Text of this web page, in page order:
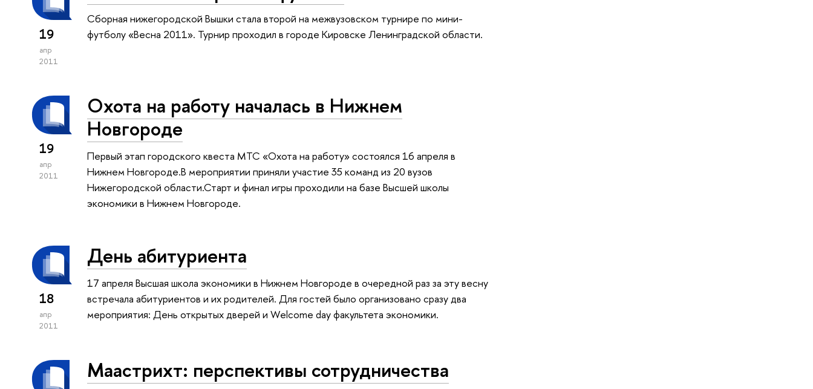
19
апр
2011
Cборная нижегородской Вышки стала второй на межвузовском турнире по мини-
футболу «Весна 2011». Турнир проходил в городе Кировске Ленинградской области.
19
апр
2011
Охота на работу началась в Нижнем
Новгороде
Первый этап городского квеста МТС «Охота на работу» состоялся 16 апреля в
Нижнем Новгороде.В мероприятии приняли участие 35 команд из 20 вузов
Нижегородской области.Старт и финал игры проходили на базе Высшей школы
экономики в Нижнем Новгороде.
18
апр
2011
День абитуриента
17 апреля Высшая школа экономики в Нижнем Новгороде в очередной раз за эту весну
встречала абитуриентов и их родителей. Для гостей было организовано сразу два
мероприятия: День открытых дверей и Welcome day факультета экономики.
Маастрихт: перспективы сотрудничества